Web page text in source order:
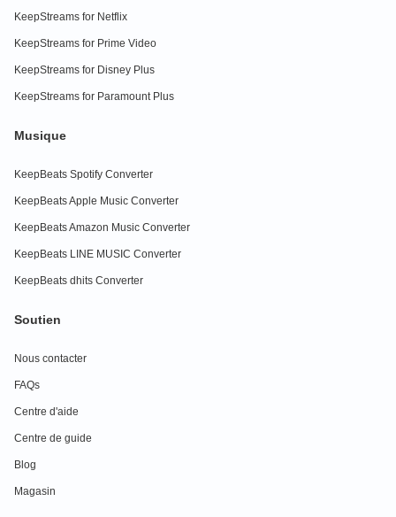
KeepStreams for Netflix
KeepStreams for Prime Video
KeepStreams for Disney Plus
KeepStreams for Paramount Plus
Musique
KeepBeats Spotify Converter
KeepBeats Apple Music Converter
KeepBeats Amazon Music Converter
KeepBeats LINE MUSIC Converter
KeepBeats dhits Converter
Soutien
Nous contacter
FAQs
Centre d'aide
Centre de guide
Blog
Magasin